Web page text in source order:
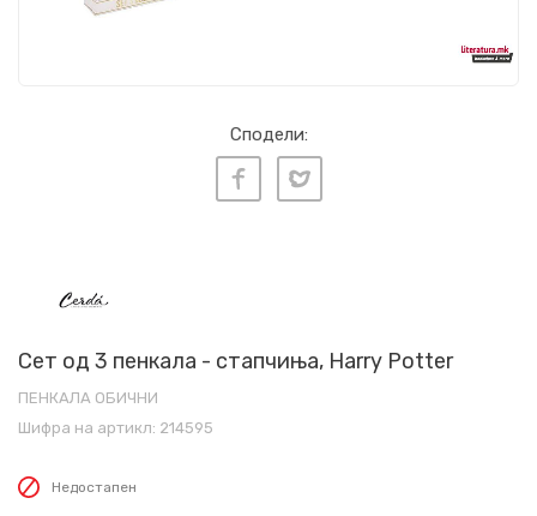
Сподели:
Сет од 3 пенкала - стапчиња, Harry Potter
ПЕНКАЛА ОБИЧНИ
Шифра на артикл: 214595
Недостапен